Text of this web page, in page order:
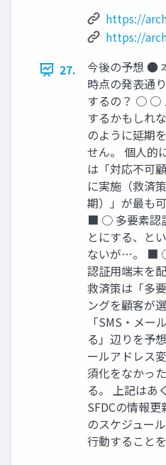
https://
https://
27.
今後の予想 ●
時点の発表通
するの？ ○ ○
するかもしれ
のように延期
せん。 個人的
は「対応不可
に実施（救済
期）」が最も
■ ○ 多要素認
とにする、と
ないが…。 ■
認証用端末を
救済策は「多
ングを顧客が
「SMS・メー
る」辺りを予
ールアドレス
須化をなかっ
る。 上記はあ
SFDCの情報
のスケジュー
行動すること